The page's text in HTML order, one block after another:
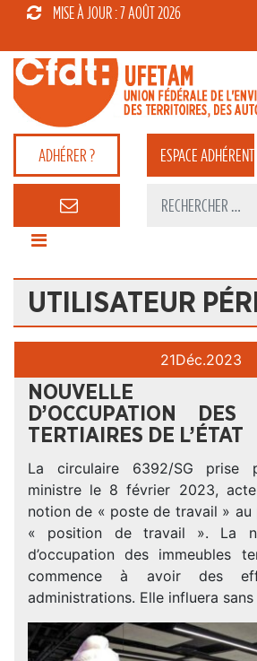
MISE À JOUR : 7 AOÛT 2026
ADHÉRER ? ESPACEADHÉRENT
UTILISATEUR
21Déc.2023
NOUVELLE
D’OCCUPATION DES
TERTIAIRES DE L’ÉTAT
La circulaire 6392/SG prise
ministre le 8 février 2023, acte
notion de « poste de travail »
« position de travail ». La
d’occupation des immeubles
commence à avoir des
administrations. Elle influera